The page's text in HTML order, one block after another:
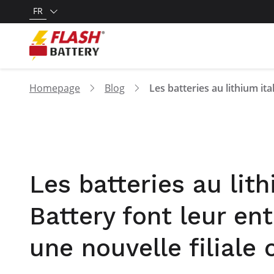
FR
Homepage Blog
Les batteries au
Battery font leur
une nouvelle filiale